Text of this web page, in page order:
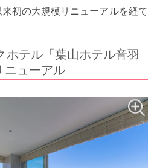
初の大規模リニューアルを経て
ホテル「葉山ホテル音羽
ニューアル